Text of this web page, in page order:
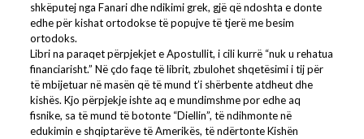
shkëputej nga Fanari dhe ndikimi grek, gjë që ndoshta e donte
edhe për kishat ortodokse të popujve të tjerë me besim
ortodoks.
Libri na paraqet përpjekjet e Apostullit, i cili kurrë “nuk u rehatua
financiarisht.” Në çdo faqe të librit, zbulohet shqetësimi i tij për
të mbijetuar në masën që të mund t’i shërbente atdheut dhe
kishës. Kjo përpjekje ishte aq e mundimshme por edhe aq
fisnike, sa të mund të botonte “Diellin”, të ndihmonte në
edukimin e shqiptarëve të Amerikës, të ndërtonte Kishën